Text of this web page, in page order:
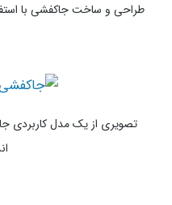
طراحی و ساخت جاکفشی با
تصویری از یک مدل کاربردی